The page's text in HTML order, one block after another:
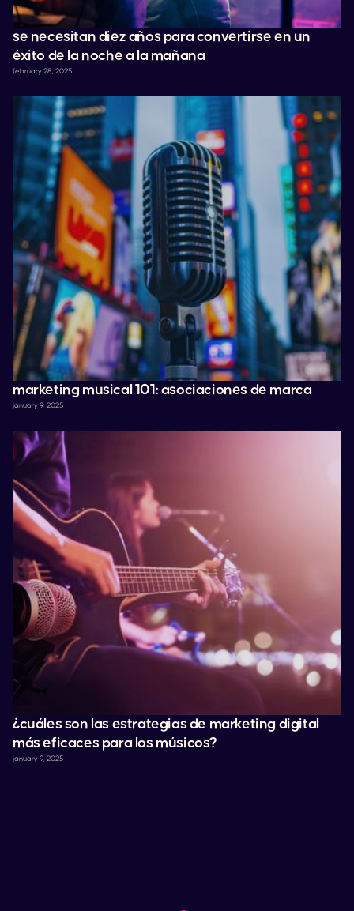
se necesitan diez años para convertirse en un
éxito de la noche a la mañana
february 28, 2025
marketing musical 101: asociaciones de marca
january 9, 2025
¿cuáles son las estrategias de marketing digital
más eficaces para los músicos?
january 9, 2025